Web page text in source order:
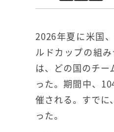
2026年夏に米国
ルドカップの組
は、どの国のチ
った。期間中、
催される。すでに
った。